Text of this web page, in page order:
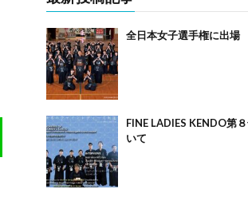
全日本女子選手権に出場
FINE LADIES KENDO第
いて